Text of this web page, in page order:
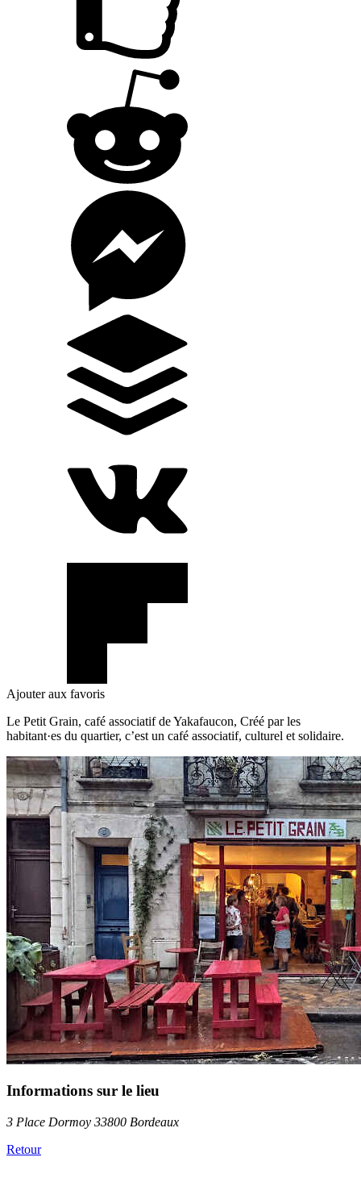
Ajouter aux favoris
Le Petit Grain, café associatif de Yakafaucon, Créé par les
habitant·es du quartier, c’est un café associatif, culturel et solidaire.
Informations sur le lieu
3 Place Dormoy 33800 Bordeaux
Retour